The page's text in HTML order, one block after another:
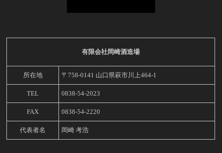
有限会社岡崎酒造場
所在地 〒758-0141 山口県萩市川上464-1
TEL 0838-54-2023
FAX 0838-54-2220
代表者名 岡崎 考浩